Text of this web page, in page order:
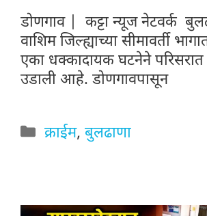
डोणगाव | कट्टा न्यूज नेटवर्क
वाशिम जिल्ह्याच्या सीमावर्ती
एका धक्कादायक घटनेने
उडाली आहे. डोणगावपासून
Categories
क्राईम,बुलढाणा